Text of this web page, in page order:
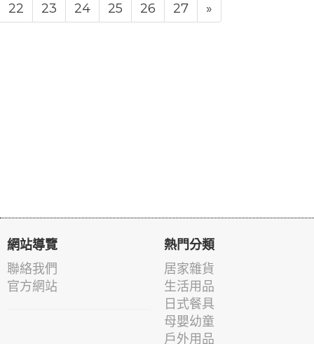
22
23 24 25 26 27 »
網站導覽
聯絡我們
官方網站
熱門分類
居家雜貨
生活用品
日式餐具
母嬰幼童
戶外用品